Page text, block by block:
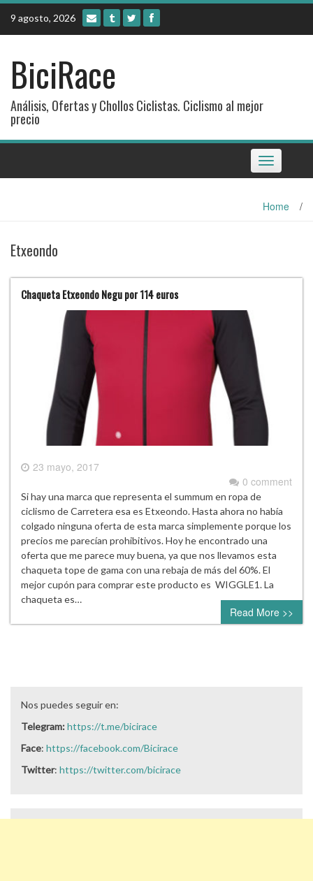
Skip
content
9 agosto, 2026
BiciRace
Análisis, Ofertas y Chollos Ciclistas. Ciclismo al mejor
precio
Toggle
navigation
Home /
Etxeondo
Chaqueta Etxeondo Negu por 114 euros
23 mayo, 2017
0 comment
Si hay una marca que representa el summum en ropa de
ciclismo de Carretera esa es Etxeondo. Hasta ahora no había
colgado ninguna oferta de esta marca simplemente porque los
precios me parecían prohibitivos. Hoy he encontrado una
oferta que me parece muy buena, ya que nos llevamos esta
chaqueta tope de gama con una rebaja de más del 60%. El
mejor cupón para comprar este producto es WIGGLE1. La
chaqueta es…
Read More >>
Nos puedes seguir en:
Telegram:https://t.me/bicirace
Face: https://facebook.com/Bicirace
Twitter: https://twitter.com/bicirace